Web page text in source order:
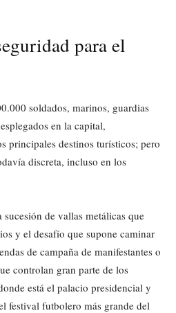
para el
soldados, marinos, guardias
en la capital,
principales destinos turísticos; pero
discreta, incluso en los
de vallas metálicas que
y el desafío que supone caminar
de campaña de manifestantes o
controlan gran parte de los
está el palacio presidencial y
festival futbolero más grande del